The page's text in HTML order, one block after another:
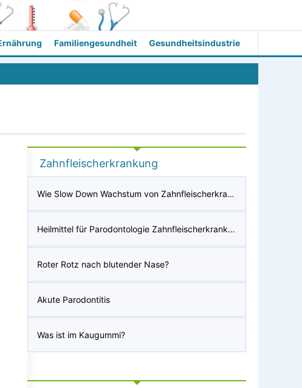
Familiengesundheit Gesundheitsindustrie
Zahnfleischerkrankung
Wie Slow Down Wachstum von Zahnfleischerkrankungen
Heilmittel für Parodontologie Zahnfleischerkrankungen
Roter Rotz nach blutender Nase?
Akute Parodontitis
Was ist im Kaugummi?